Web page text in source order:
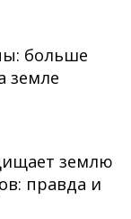
больше
земле
землю
правда и